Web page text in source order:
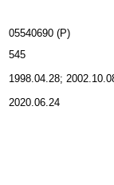
05540690 (P)
545
1998.04.28;
2020.06.24